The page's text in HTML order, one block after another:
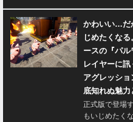
かわいい…だ
じめたくな
ースの『パ
レイヤーに訊
アグレッシ
底知れぬ魅力
正式版で登場
もいじめたく